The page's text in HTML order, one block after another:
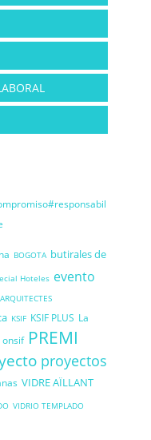
BOGOTA butirales de
Hoteles evento
KSIF KSIF PLUS La
onsif PREMI
proyectos
VIDRE AÏLLANT
VIDRIO TEMPLADO